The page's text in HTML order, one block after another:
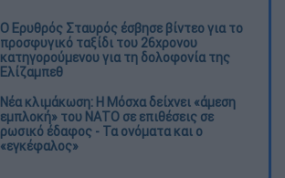
Ο Ερυθρός Σταυρός έσβησε βίντεο για το
προσφυγικό ταξίδι του 26χρονου
κατηγορούμενου για τη δολοφονία της
Ελίζαμπεθ
Νέα κλιμάκωση: Η Μόσχα δείχνει «άμεση
εμπλοκή» του ΝΑΤΟ σε επιθέσεις σε
ρωσικό έδαφος - Τα ονόματα και ο
«εγκέφαλος»